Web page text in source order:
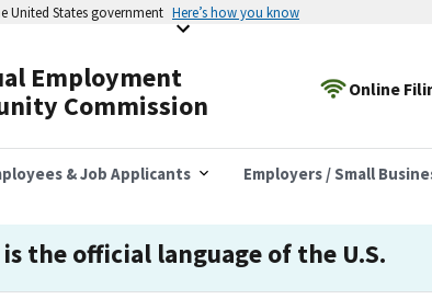
United States government Here’s how you know
Employment
Commission
Online
& Job Applicants Employers / Small
the official language of the U.S.